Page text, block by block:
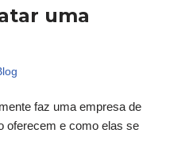
uma
faz uma empresa de
oferecem e como elas se